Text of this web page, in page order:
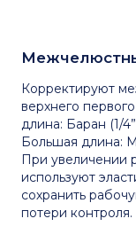
Корректируют
верхнего
длина: Баран (1/
Большая длина:
При увеличении
используют
сохранить
потери контроля.